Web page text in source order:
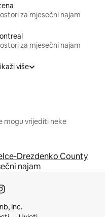
za mjesečni najam
za mjesečni najam
više
mogu vrijediti neke
Drezdenko County
najam
Inc.